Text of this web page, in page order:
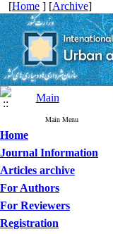
[Home ] [Archive]
Main
Main Menu
Home
Journal Information
Articles archive
For Authors
For Reviewers
Registration